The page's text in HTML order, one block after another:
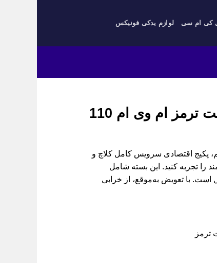
کی ام سی لوازم یدکی فونیکس
بسته تعویض دیسک و صفحه کلاچ و لنت ترمز ام وی ام 110
دیسک و صفحه کلاچ و لنت ترمز ام وی ام 110 قدیم، پکیج اقتصادی سرویس کامل کلاچ و
را تجربه کنید. این بسته شامل
است. با تعویض به‌موقع، از خرابی
ترمز